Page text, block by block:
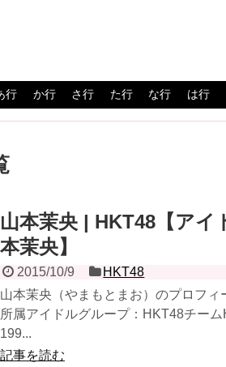
行 か行 さ行 た行 な行 は行
山本茉央 | HKT48【アイ
本茉央】
2015/10/9
HKT48
山本茉央（やまもとまお）のプロフィ
所属アイドルグループ：HKT48チー
199...
記事を読む